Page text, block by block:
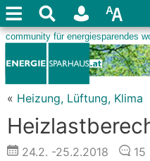
« Heizung, Lüftung, Klima
24.2. -25.2.2018 15